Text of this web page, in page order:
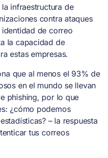
infraestructura de
contra ataques
de correo
la capacidad de
estas empresas.
que al menos el 93% de
en el mundo se llevan
phishing, por lo que
¿cómo podemos
– la respuesta
tus correos